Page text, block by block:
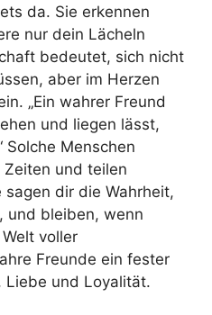
da. Sie erkennen
nur dein Lächeln
bedeutet, sich nicht
aber im Herzen
„Ein wahrer Freund
und liegen lässt,
Solche Menschen
und teilen
dir die Wahrheit,
und bleiben, wenn
voller
Freunde ein fester
Liebe und Loyalität.